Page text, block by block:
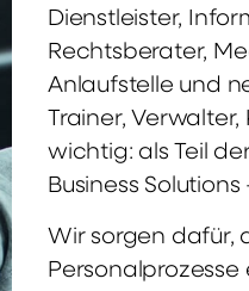
Dienstleister,
Rechtsberater,
Anlaufstelle und
Trainer,
wichtig: als Teil
Business Solutions
Wir sorgen dafür,